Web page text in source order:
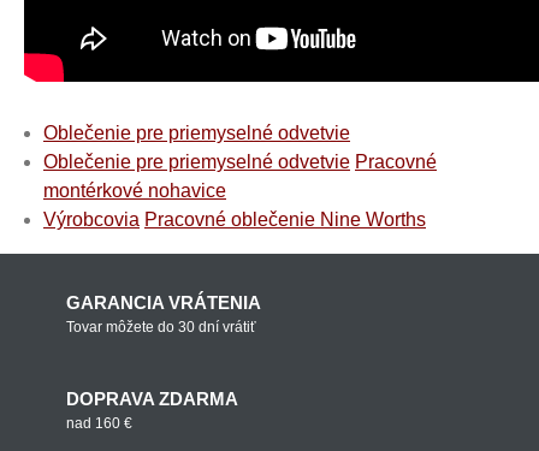
Oblečenie pre priemyselné odvetvie
Oblečenie pre priemyselné odvetvie Pracovné
montérkové nohavice
Výrobcovia Pracovné oblečenie Nine Worths
GARANCIA VRÁTENIA
Tovar môžete do 30 dní vrátiť
DOPRAVA ZDARMA
nad 160 €